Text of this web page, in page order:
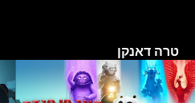
טרה דאנקן